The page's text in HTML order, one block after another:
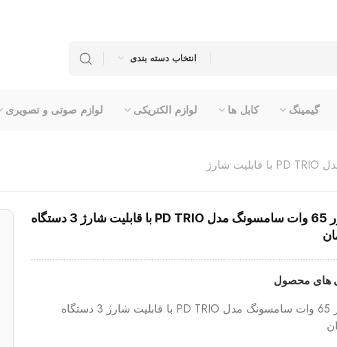
انتخاب دسته بندی
گیمینگ کابل ها لوازم الکتریکی لوازم صوتی و تصویری
شارژر 65 وات سامسونگ مدل PD TRIO با قابلیت شارژ
شارژر 65 وات سامسونگ مدل PD TRIO با قابلیت شارژ 3 دستگاه
های محصول
شارژر 65 وات سامسونگ مدل PD TRIO با قابلیت شارژ 3 دستگاه